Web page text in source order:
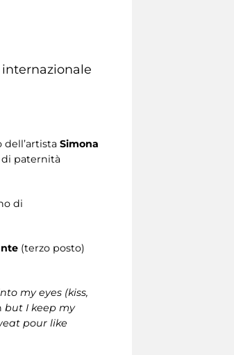
dell’artista Simona
di paternità
di
(terzo posto)
my eyes (kiss,
but I keep my
pour like